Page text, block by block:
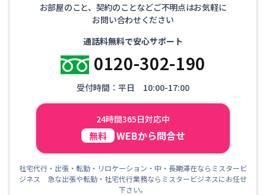
お部屋のこと、契約のことなどご不明点はお気軽に
お問い合わせください
通話料無料で安心サポート
0120-302-190
受付時間：平日 10:00-17:00
24時間365日対応中
無料 WEBから問合せ
社宅代行・出張・転勤・リロケーション・中・長期滞在ならミスタービ
ジネス 急な出張や転勤・社宅代行業務ならミスタービジネスにお任せ
下さい。